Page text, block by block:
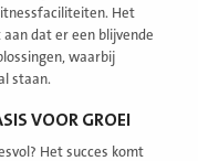
Het
dat er een blijvende
waarbij
staan.
VOOR GROEI
Het succes komt